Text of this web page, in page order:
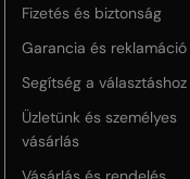
Fizetés és biztonság
Garancia és reklamáció
Segítség a választáshoz
Üzletünk és személyes
vásárlás